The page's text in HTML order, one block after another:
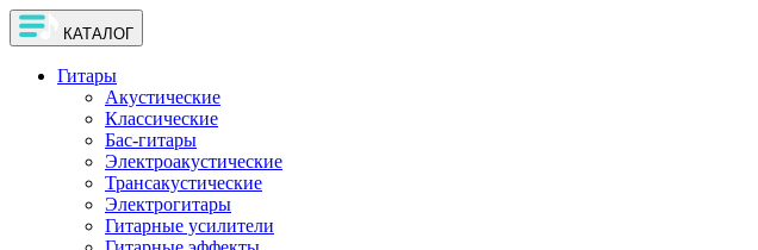
КАТАЛОГ
Гитары
Акустические
Классические
Бас-гитары
Электроакустические
Трансакустические
Электрогитары
Гитарные усилители